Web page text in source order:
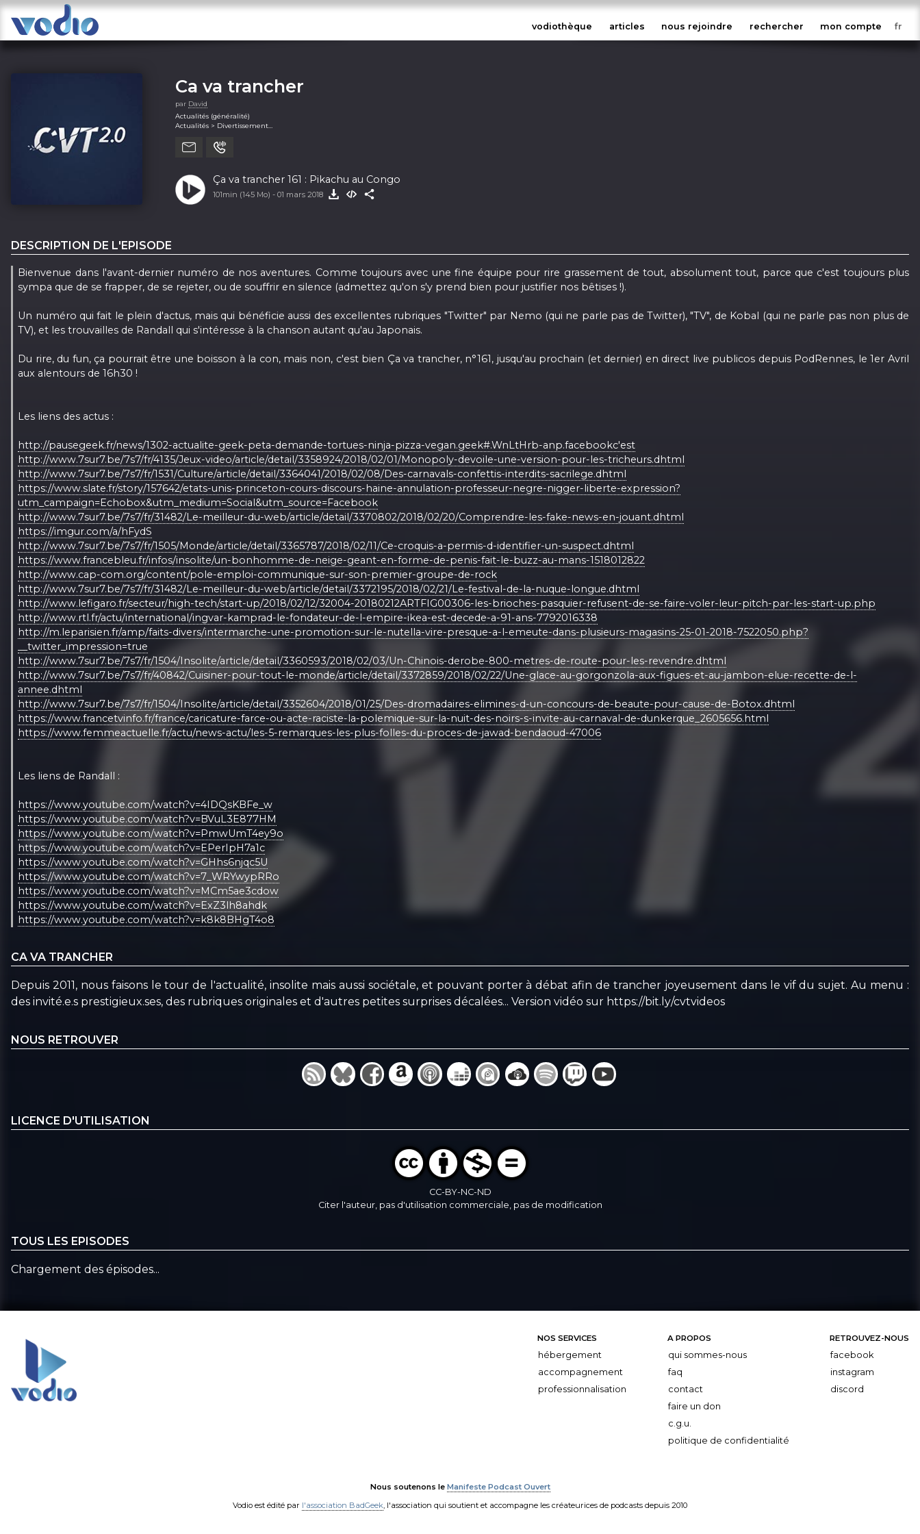
vodiothèque articles nous rejoindre rechercher mon compte
Ca va trancher
par David
Actualités (généralité)
Actualités > Divertissement
Films et TV (généralité)
Musique (généralité)
Société et culture (généralité)
Technologie (généralité)
Ça va trancher 161 : Pikachu au Congo
101min (145 Mo) - 01 mars 2018
DESCRIPTION DE L'EPISODE
Bienvenue dans l'avant-dernier numéro de nos aventures. Comme toujours avec une fine équipe pour rire grassement de tout, absolument tout, parce que c'est toujours plus
sympa que de se frapper, de se rejeter, ou de souffrir en silence (admettez qu'on s'y prend bien pour justifier nos bêtises !).
Un numéro qui fait le plein d'actus, mais qui bénéficie aussi des excellentes rubriques "Twitter" par Nemo (qui ne parle pas de Twitter), "TV", de Kobal (qui ne parle pas non plus de
TV), et les trouvailles de Randall qui s'intéresse à la chanson autant qu'au Japonais.
Du rire, du fun, ça pourrait être une boisson à la con, mais non, c'est bien Ça va trancher, n°161, jusqu'au prochain (et dernier) en direct live publicos depuis PodRennes, le 1er Avril
aux alentours de 16h30 !
Les liens des actus :
http://pausegeek.fr/news/1302-actualite-geek-peta-demande-tortues-ninja-pizza-vegan.geek#.WnLtHrb-anp.facebookc'est
http://www.7sur7.be/7s7/fr/4135/Jeux-video/article/detail/3358924/2018/02/01/Monopoly-devoile-une-version-pour-les-tricheurs.dhtml
http://www.7sur7.be/7s7/fr/1531/Culture/article/detail/3364041/2018/02/08/Des-carnavals-confettis-interdits-sacrilege.dhtml
https://www.slate.fr/story/157642/etats-unis-princeton-cours-discours-haine-annulation-professeur-negre-nigger-liberte-expression?
utm_campaign=Echobox&utm_medium=Social&utm_source=Facebook
http://www.7sur7.be/7s7/fr/31482/Le-meilleur-du-web/article/detail/3370802/2018/02/20/Comprendre-les-fake-news-en-jouant.dhtml
https://imgur.com/a/hFydS
http://www.7sur7.be/7s7/fr/1505/Monde/article/detail/3365787/2018/02/11/Ce-croquis-a-permis-d-identifier-un-suspect.dhtml
https://www.francebleu.fr/infos/insolite/un-bonhomme-de-neige-geant-en-forme-de-penis-fait-le-buzz-au-mans-1518012822
http://www.cap-com.org/content/pole-emploi-communique-sur-son-premier-groupe-de-rock
http://www.7sur7.be/7s7/fr/31482/Le-meilleur-du-web/article/detail/3372195/2018/02/21/Le-festival-de-la-nuque-longue.dhtml
http://www.lefigaro.fr/secteur/high-tech/start-up/2018/02/12/32004-20180212ARTFIG00306-les-brioches-pasquier-refusent-de-se-faire-voler-leur-pitch-par-les-start-up.php
http://www.rtl.fr/actu/international/ingvar-kamprad-le-fondateur-de-l-empire-ikea-est-decede-a-91-ans-7792016338
http://m.leparisien.fr/amp/faits-divers/intermarche-une-promotion-sur-le-nutella-vire-presque-a-l-emeute-dans-plusieurs-magasins-25-01-2018-7522050.php?
__twitter_impression=true
http://www.7sur7.be/7s7/fr/1504/Insolite/article/detail/3360593/2018/02/03/Un-Chinois-derobe-800-metres-de-route-pour-les-revendre.dhtml
http://www.7sur7.be/7s7/fr/40842/Cuisiner-pour-tout-le-monde/article/detail/3372859/2018/02/22/Une-glace-au-gorgonzola-aux-figues-et-au-jambon-elue-recette-de-l-
annee.dhtml
http://www.7sur7.be/7s7/fr/1504/Insolite/article/detail/3352604/2018/01/25/Des-dromadaires-elimines-d-un-concours-de-beaute-pour-cause-de-Botox.dhtml
https://www.francetvinfo.fr/france/caricature-farce-ou-acte-raciste-la-polemique-sur-la-nuit-des-noirs-s-invite-au-carnaval-de-dunkerque_2605656.html
https://www.femmeactuelle.fr/actu/news-actu/les-5-remarques-les-plus-folles-du-proces-de-jawad-bendaoud-47006
Les liens de Randall :
https://www.youtube.com/watch?v=4IDQsKBFe_w
https://www.youtube.com/watch?v=BVuL3E877HM
https://www.youtube.com/watch?v=PmwUmT4ey9o
https://www.youtube.com/watch?v=EPerIpH7a1c
https://www.youtube.com/watch?v=GHhs6njqc5U
https://www.youtube.com/watch?v=7_WRYwypRRo
https://www.youtube.com/watch?v=MCm5ae3cdow
https://www.youtube.com/watch?v=ExZ3lh8ahdk
https://www.youtube.com/watch?v=k8k8BHgT4o8
CA VA TRANCHER
Depuis 2011, nous faisons le tour de l'actualité, insolite mais aussi sociétale, et pouvant porter à débat afin de trancher joyeusement dans le vif du sujet. Au menu :
des invité.e.s prestigieux.ses, des rubriques originales et d'autres petites surprises décalées... Version vidéo sur https://bit.ly/cvtvideos
NOUS RETROUVER
LICENCE D'UTILISATION
CC-BY-NC-ND
Citer l'auteur, pas d'utilisation commerciale, pas de modification
TOUS LES EPISODES
Chargement des épisodes...
NOS SERVICES
hébergement
accompagnement
professionnalisation
A PROPOS
qui sommes-nous
faq
contact
faire un don
c.g.u.
politique de confidentialité
RETROUVEZ-NOUS
facebook
instagram
discord
Nous soutenons le Manifeste Podcast Ouvert
Vodio est édité par l'association BadGeek , l'association qui soutient et accompagne les créateurices de podcasts depuis 2010